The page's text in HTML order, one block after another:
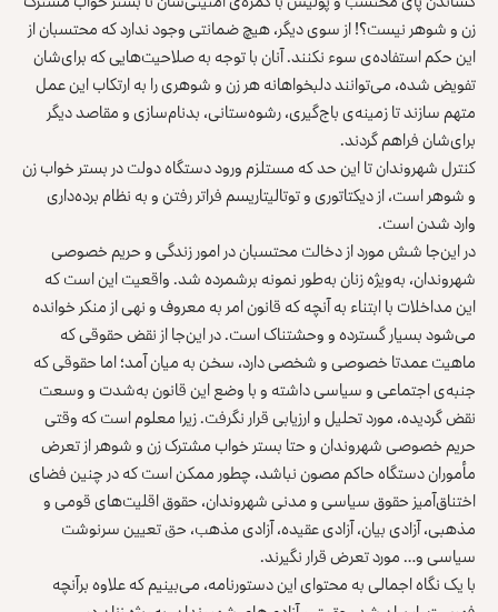
زن و شوهر نیست؟! از سوی دیگر، هیچ ضمانتی وجود ندارد که محتسبان از
این حکم استفاده‌ی سوء نکنند. آنان با توجه به صلاحیت‌هایی که برای‌شان
تفویض شده، می‌توانند دلبخواهانه هر زن و شوهری را به ارتکاب این عمل
متهم سازند تا زمینه‌ی باج‌گیری، رشوه‌ستانی، بدنام‌‌سازی و مقاصد دیگر
برای‌شان فراهم گردند.
کنترل شهروندان تا این حد که مستلزم ورود دستگاه دولت در بستر خواب زن
و شوهر است، از دیکتاتوری و توتالیتاریسم فراتر رفتن و به نظام برده‌داری
وارد شدن است.
در این‌جا شش مورد از دخالت محتسبان در امور زندگی و حریم خصوصی
شهروندان، به‌ویژه زنان به‌طور نمونه برشمرده شد. واقعیت این است که
این مداخلات با ابتناء به آنچه که قانون امر به معروف و نهی از منکر خوانده
می‌شود بسیار گسترده و وحشتناک است. در این‌جا از نقض حقوقی که
ماهیت عمدتا خصوصی و شخصی دارد، سخن به میان آمد؛ اما حقوقی که
جنبه‌ی اجتماعی و سیاسی داشته و با وضع این قانون به‌شدت و وسعت
نقض گردیده، مورد تحلیل و ارزیابی قرار نگرفت. زیرا معلوم است که وقتی
حریم خصوصی شهروندان و حتا بستر خواب مشترک زن و شوهر از تعرض
مأموران دستگاه حاکم مصون نباشد، چطور ممکن است که در چنین فضای
اختناق‌آمیز حقوق سیاسی و مدنی شهروندان، حقوق اقلیت‌های قومی و
مذهبی، آزادی بیان، آزادی عقیده، آزادی مذهب، حق تعیین سرنوشت
سیاسی و… مورد تعرض قرار نگیرند.
با یک نگاه اجمالی به محتوای این دستورنامه، می‌بینیم که علاوه برآنچه